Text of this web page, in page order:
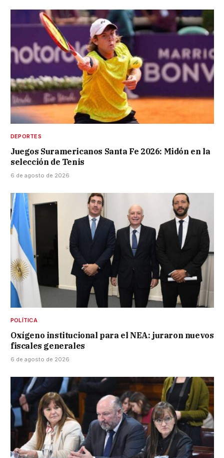
DEPORTES
Juegos Suramericanos Santa Fe 2026: Midón en la
selección de Tenis
6 de agosto de 2026
POLÍTICA
Oxígeno institucional para el NEA: juraron nuevos
fiscales generales
6 de agosto de 2026